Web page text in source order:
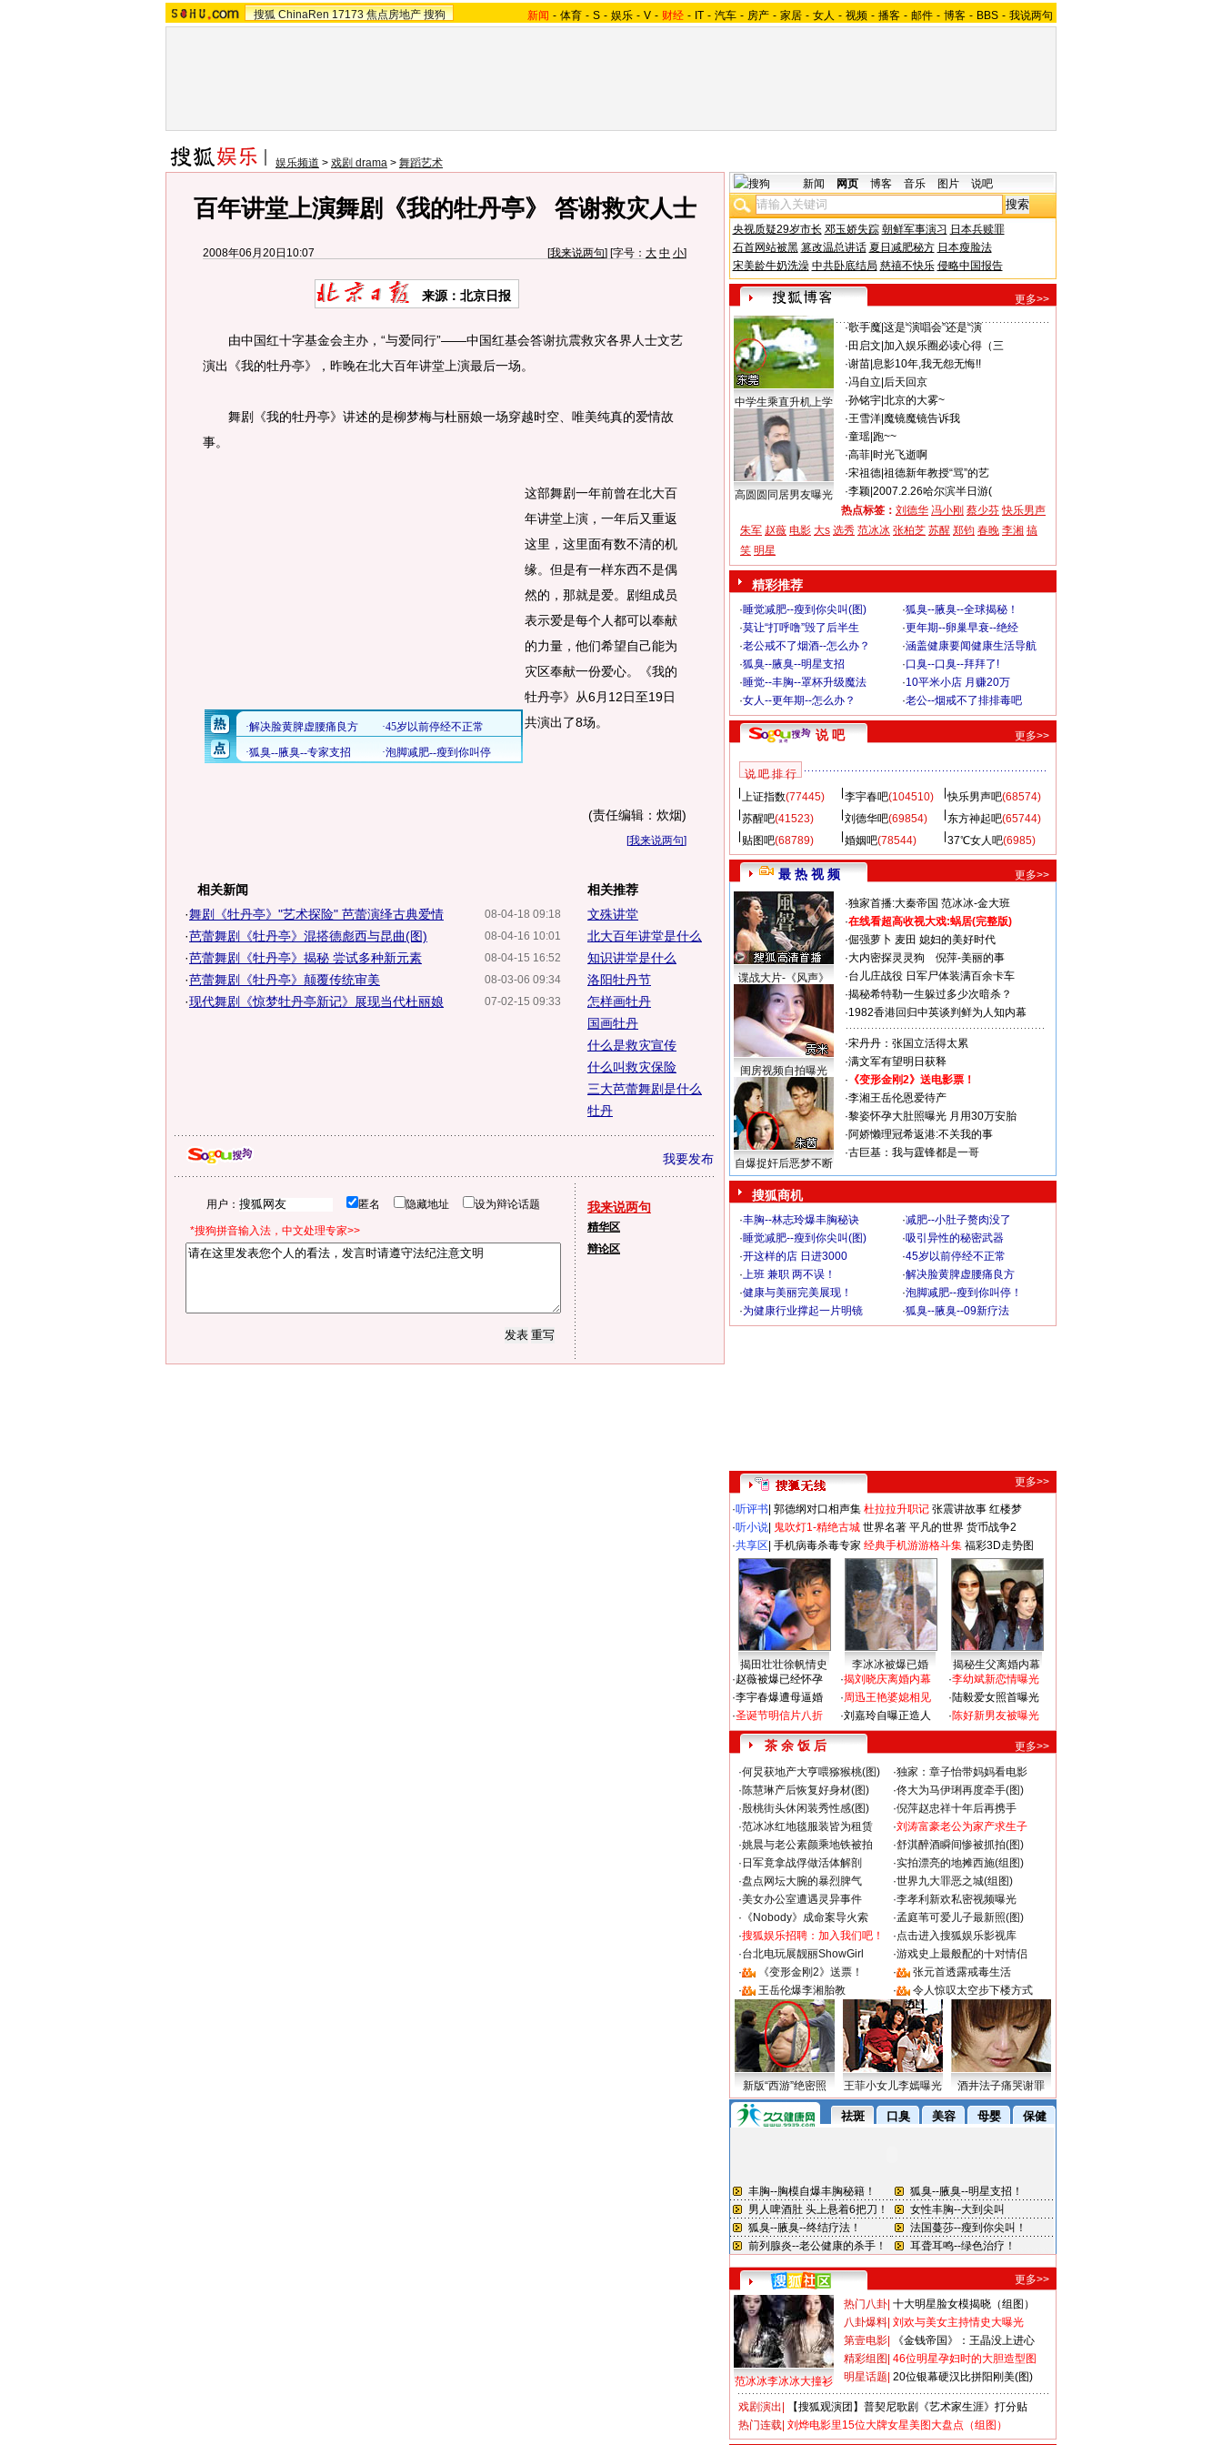
搜狐 ChinaRen 17173 焦点房地产 搜狗 新闻 - 体育 - S - 娱乐 - V - 财经 - IT - 汽车 - 房产 - 家居 - 女人 - 视频 - 播客 - 邮件 - 博客 - BBS - 我说两句
娱乐频道 > 戏剧 drama > 舞蹈艺术
百年讲堂上演舞剧《我的牡丹亭》 答谢救灾人士
2008年06月20日10:07 [我来说两句] [字号： 大 中 小]
来源：北京日报
由中国红十字基金会主办，“与爱同行”——中国红基会答谢抗震救灾各界人士文艺
演出《我的牡丹亭》，昨晚在北大百年讲堂上演最后一场。
舞剧《我的牡丹亭》讲述的是柳梦梅与杜丽娘一场穿越时空、唯美纯真的爱情故
事。
这部舞剧一年前曾在北大百
年讲堂上演，一年后又重返
这里，这里面有数不清的机
缘。但是有一样东西不是偶
然的，那就是爱。剧组成员
表示爱是每个人都可以奉献
的力量，他们希望自己能为
灾区奉献一份爱心。《我的
牡丹亭》从6月12日至19日
共演出了8场。
(责任编辑：炊烟)
[我来说两句]
相关新闻
08-04-18 09:18
·舞剧《牡丹亭》"艺术探险" 芭蕾演绎古典爱情
08-04-16 10:01
·芭蕾舞剧《牡丹亭》混搭德彪西与昆曲(图)
08-04-15 16:52
·芭蕾舞剧《牡丹亭》揭秘 尝试多种新元素
08-03-06 09:34
·芭蕾舞剧《牡丹亭》颠覆传统审美
07-02-15 09:33
·现代舞剧《惊梦牡丹亭新记》展现当代杜丽娘
相关推荐
文殊讲堂
北大百年讲堂是什么
知识讲堂是什么
洛阳牡丹节
怎样画牡丹
国画牡丹
什么是救灾宣传
什么叫救灾保险
三大芭蕾舞剧是什么
牡丹
我要发布
用户： 匿名 隐藏地址 设为辩论话题
*搜狗拼音输入法，中文处理专家>>
我来说两句
精华区
辩论区
新闻 网页 博客 音乐 图片 说吧
央视质疑29岁市长 邓玉娇失踪 朝鲜军事演习 日本兵赎罪
石首网站被黑 篡改温总讲话 夏日减肥秘方 日本瘦脸法
宋美龄牛奶洗澡 中共卧底结局 慈禧不快乐 侵略中国报告
更多>>
中学生乘直升机上学
高圆圆同居男友曝光
·歌手魔| 这是“演唱会”还是“演
· 田启文 加入娱乐圈必读心得（三
·谢苗| 息影10年,我无怨无悔!!
·冯自立 后天回京
·孙铭宇| 北京的大雾~
·王雪洋| 魔镜魔镜告诉我
·童瑶| 跑~~
·高菲| 时光飞逝啊
·宋祖德| 祖德新年教授“骂”的艺
·李颖| 2007.2.26哈尔滨半日游(
热点标签： 刘德华 冯小刚 蔡少芬 快乐男声
朱军 赵薇 电影 大s 选秀 范冰冰 张柏芝 苏醒 郑钧 春晚 李湘 搞
笑 明星
精彩推荐
·睡觉减肥--瘦到你尖叫(图) ·狐臭--腋臭--全球揭秘！
·莫让“打呼噜”毁了后半生 ·更年期--卵巢早衰--绝经
·老公戒不了烟酒--怎么办？ ·涵盖健康要闻健康生活导航
·狐臭--腋臭--明星支招 ·口臭--口臭--拜拜了!
·睡觉--丰胸--罩杯升级魔法 ·10平米小店 月赚20万
·女人--更年期--怎么办？ ·老公--烟戒不了排排毒吧
说 吧 更多>>
说 吧 排 行
上证指数(77445) 李宇春吧(104510) 快乐男声吧(68574)
苏醒吧(41523) 刘德华吧(69854) 东方神起吧(65744)
贴图吧(68789) 婚姻吧(78544) 37℃女人吧(6985)
最 热 视 频 更多>>
谍战大片-《风声》
闺房视频自拍曝光
自爆捉奸后恶梦不断
·独家首播:大秦帝国 范冰冰-金大班
·在线看超高收视大戏:蜗居(完整版)
·倔强萝卜 麦田 媳妇的美好时代
·大内密探灵灵狗
倪萍-美丽的事
·台儿庄战役 日军尸体装满百余卡车
·揭秘希特勒一生躲过多少次暗杀？
·1982香港回归中英谈判鲜为人知内幕
·宋丹丹：张国立活得太累
·满文军有望明日获释
· 《变形金刚2》送电影票！
·李湘王岳伦恩爱待产
·黎姿怀孕大肚照曝光 月用30万安胎
·阿娇懒理冠希返港:不关我的事
·古巨基：我与霆锋都是一哥
搜狐商机
·丰胸--林志玲爆丰胸秘诀 ·减肥--小肚子赘肉没了
·睡觉减肥--瘦到你尖叫(图) ·吸引异性的秘密武器
·开这样的店 日进3000 ·45岁以前停经不正常
·上班 兼职 两不误！ ·解决脸黄脾虚腰痛良方
·健康与美丽完美展现！ ·泡脚减肥--瘦到你叫停！
·为健康行业撑起一片明镜 ·狐臭--腋臭--09新疗法
更多>>
·听评书 郭德纲对口相声集 杜拉拉升职记 张震讲故事 红楼梦
·听小说 鬼吹灯1-精绝古城 世界名著 平凡的世界 货币战争2
·共享区 手机病毒杀毒专家 经典手机游游格斗集 福彩3D走势图
揭田壮壮徐帆情史 李冰冰被爆已婚
揭秘生父离婚内幕
·赵薇被爆已经怀孕
·李宇春爆遭母逼婚
·圣诞节明信片八折
·揭刘晓庆离婚内幕
·周迅王艳婆媳相见
·刘嘉玲自曝正造人
·李幼斌新恋情曝光
·陆毅爱女照首曝光
·陈好新男友被曝光
茶 余 饭 后
更多>>
·何炅获地产大亨喂猕猴桃(图) ·独家：章子怡带妈妈看电影
·陈慧琳产后恢复好身材(图) ·佟大为马伊琍再度牵手(图)
·殷桃街头休闲装秀性感(图) ·倪萍赵忠祥十年后再携手
·范冰冰红地毯服装皆为租赁 ·刘涛富豪老公为家产求生子
·姚晨与老公素颜乘地铁被拍 ·舒淇醉酒瞬间惨被抓拍(图)
· 日军竟拿战俘做活体解剖 ·实拍漂亮的地摊西施(组图)
·盘点网坛大腕的暴烈脾气 ·世界九大罪恶之城(组图)
·美女办公室遭遇灵异事件 ·李孝利新欢私密视频曝光
· 《Nobody》成命案导火索 ·孟庭苇可爱儿子最新照(图)
·搜狐娱乐招聘：加入我们吧！ ·点击进入搜狐娱乐影视库
·台北电玩展靓丽ShowGirl ·游戏史上最般配的十对情侣
·
《变形金刚2》送票！ ·
张元首透露戒毒生活
·
王岳伦爆李湘胎教 · 令人惊叹太空步下楼方式
新版“西游”绝密照 王菲小女儿李嫣曝光 酒井法子痛哭谢罪
更多>>
范冰冰李冰冰大撞衫
热门八卦 十大明星脸女模揭晓（组图）
八卦爆料 刘欢与美女主持情史大曝光
第壹电影
《金钱帝国》：王晶没上进心
精彩组图 46位明星孕妇时的大胆造型图
明星话题 20位银幕硬汉比拼阳刚美(图)
戏剧演出
【搜狐观演团】普契尼歌剧《艺术家生涯》打分贴
热门连载 刘烨电影里15位大牌女星美图大盘点（组图）